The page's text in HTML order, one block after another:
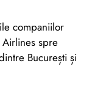
companiilor
Airlines spre
București și